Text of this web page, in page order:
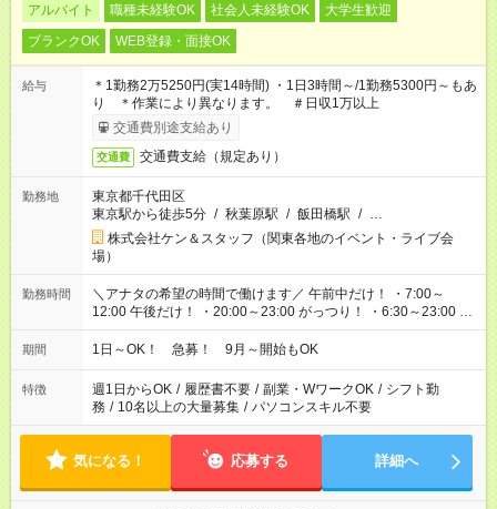
アルバイト 職種未経験OK 社会人未経験OK
大学生歓迎
ブランクOK
WEB登録・面接OK
給与
＊1勤務2万5250円(実14時間) ・1日3時間～/1勤務5300円～もあ
り ＊作業により異なります。 ＃日収1万以上
交通費別途支給あり
交通費 交通費支給（規定あり）
勤務地
東京都千代田区
東京駅から徒歩5分 / 秋葉原駅 / 飯田橋駅 / …
株式会社ケン＆スタッフ（関東各地のイベント・ライブ会
場）
勤務時間
＼アナタの希望の時間で働けます／ 午前中だけ！ ・7:00～
12:00 午後だけ！ ・20:00～23:00 がっつり！ ・6:30～23:00 ・
12:00～21:00 ・16:00～翌8:00 …etc ※時間曜日イベントによ
り異なります。
期間 1日～OK！ 急募！ 9月～開始もOK
特徴 週1日からOK / 履歴書不要 / 副業・WワークOK / シフト勤
務 / 10名以上の大量募集 / パソコンスキル不要
気になる！ 応募する 詳細へ